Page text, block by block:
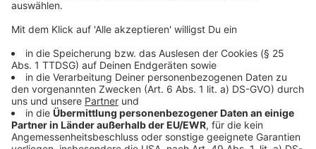
kostenlosen Nachbesserung oder Neuanfertigung
verpflichtet. Diese Gewährleistungspflicht gilt auch für
lang und nur bei der Zahnärztin oder dem Zahnarzt, die
oder der die Arbeit eingesetzt hat.
Anzeige